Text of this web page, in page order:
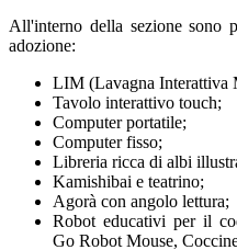
All'interno della sezione sono
adozione:
LIM (Lavagna Interattiva
Tavolo interattivo touch;
Computer portatile;
Computer fisso;
Libreria ricca di albi
Kamishibai e teatrino;
Agorà con angolo lettura;
Robot educativi per il
Go Robot Mouse,